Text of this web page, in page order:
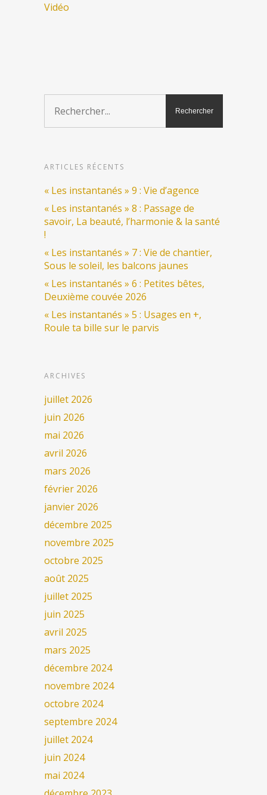
Vidéo
ARTICLES RÉCENTS
« Les instantanés » 9 : Vie d’agence
« Les instantanés » 8 : Passage de
savoir, La beauté, l’harmonie & la santé
!
« Les instantanés » 7 : Vie de chantier,
Sous le soleil, les balcons jaunes
« Les instantanés » 6 : Petites bêtes,
Deuxième couvée 2026
« Les instantanés » 5 : Usages en +,
Roule ta bille sur le parvis
ARCHIVES
juillet 2026
juin 2026
mai 2026
avril 2026
mars 2026
février 2026
janvier 2026
décembre 2025
novembre 2025
octobre 2025
août 2025
juillet 2025
juin 2025
avril 2025
mars 2025
décembre 2024
novembre 2024
octobre 2024
septembre 2024
juillet 2024
juin 2024
mai 2024